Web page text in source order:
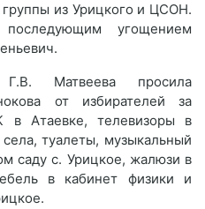
из Урицкого и ЦСОН.
угощением
Матвеева просила
от избирателей за
в Атаевке, телевизоры в
туалеты, музыкальный
саду с. Урицкое, жалюзи в
в кабинет физики и